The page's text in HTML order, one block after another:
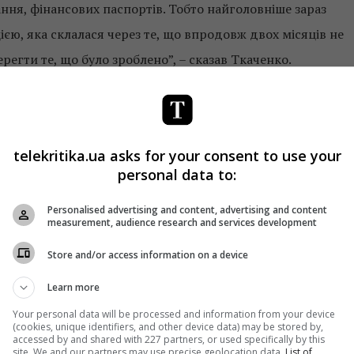
фінансових паспортів. Тобто найголовніше зараз
яка склалася через те, що впродовж двох місяців не
те, що було зроблено”, – сказав Ткаченко.
“на перезавантаженні” та йде на перше повторне
набагато важливіше для індустрії ухвалити закон про
Микити Потураєвана посаду голови комітету
склад Кабінету міністрів України. Так, замість
яку обіймав Володимир Бородянський, окремо
культури.Володимир Бородянськийпісля поділу
telekritika.ua asks for your consent to use your
personal data to:
Personalised advertising and content, advertising and content
measurement, audience research and services development
Store and/or access information on a device
Learn more
Your personal data will be processed and information from your device
(cookies, unique identifiers, and other device data) may be stored by,
accessed by and shared with 227 partners, or used specifically by this